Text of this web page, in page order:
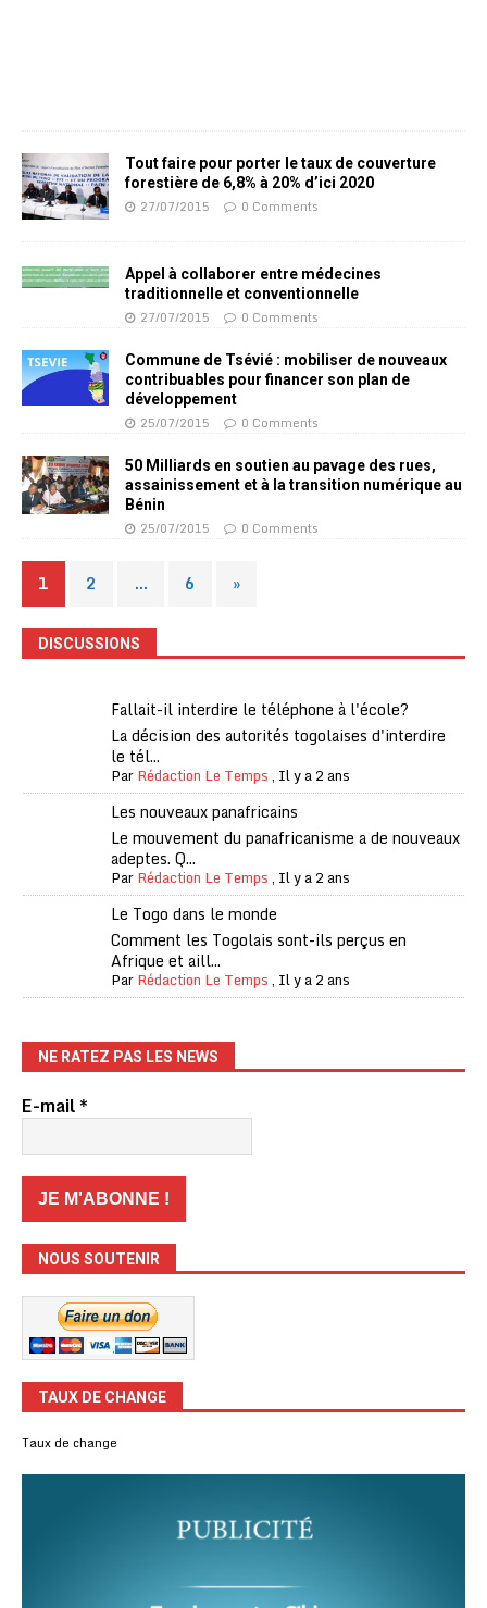
Tout faire pour porter le taux de couverture
forestière de 6,8% à 20% d’ici 2020
27/07/2015 0 Comments
Appel à collaborer entre médecines
traditionnelle et conventionnelle
27/07/2015 0 Comments
Commune de Tsévié : mobiliser de nouveaux
contribuables pour financer son plan de
développement
25/07/2015 0 Comments
50 Milliards en soutien au pavage des rues,
assainissement et à la transition numérique au
Bénin
25/07/2015 0 Comments
1 2 … 6 »
DISCUSSIONS
Fallait-il interdire le téléphone à l'école?
La décision des autorités togolaises d'interdire
le tél...
ParRédaction Le Temps, Il y a 2 ans
Les nouveaux panafricains
Le mouvement du panafricanisme a de nouveaux
adeptes. Q...
ParRédaction Le Temps, Il y a 2 ans
Le Togo dans le monde
Comment les Togolais sont-ils perçus en
Afrique et aill...
ParRédaction Le Temps, Il y a 2 ans
NE RATEZ PAS LES NEWS
E-mail*
NOUS SOUTENIR
TAUX DE CHANGE
Taux de change